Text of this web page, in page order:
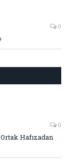
0
0
Hafızadan